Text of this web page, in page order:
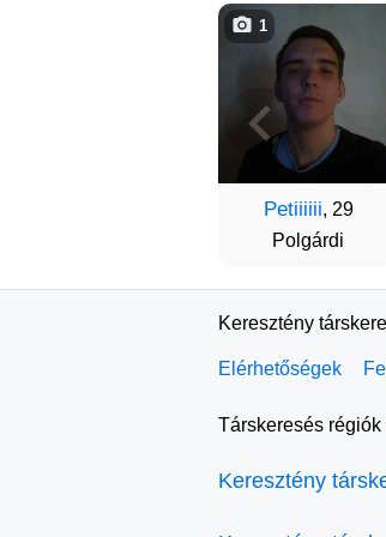
Petiiiiii, 29
Polgárdi
1
Keresztény
Elérhetőségek
Társkeresés régiók
Keresztény